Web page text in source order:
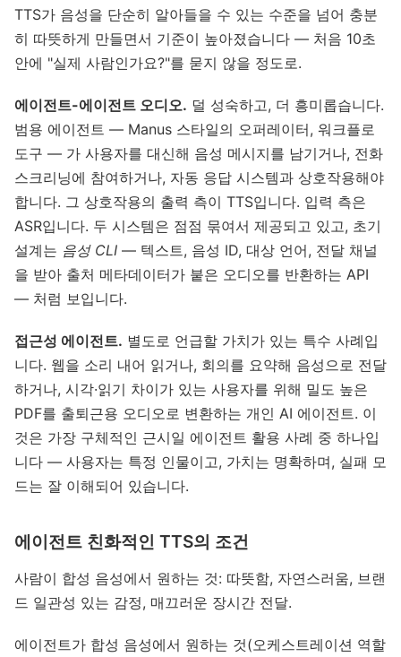
TTS가 음성을 단순히 알아들을 수 있는 수준을 넘어 충분
히 따뜻하게 만들면서 기준이 높아졌습니다 — 처음 10초
안에 "실제 사람인가요?"를 묻지 않을 정도로.
에이전트-에이전트 오디오. 덜 성숙하고, 더 흥미롭습니다.
범용 에이전트 — Manus 스타일의 오퍼레이터, 워크플로
도구 — 가 사용자를 대신해 음성 메시지를 남기거나, 전화
스크리닝에 참여하거나, 자동 응답 시스템과 상호작용해야
합니다. 그 상호작용의 출력 측이 TTS입니다. 입력 측은
ASR입니다. 두 시스템은 점점 묶여서 제공되고 있고, 초기
설계는 음성 CLI — 텍스트, 음성 ID, 대상 언어, 전달 채널
을 받아 출처 메타데이터가 붙은 오디오를 반환하는 API
— 처럼 보입니다.
접근성 에이전트. 별도로 언급할 가치가 있는 특수 사례입
니다. 웹을 소리 내어 읽거나, 회의를 요약해 음성으로 전달
하거나, 시각·읽기 차이가 있는 사용자를 위해 밀도 높은
PDF를 출퇴근용 오디오로 변환하는 개인 AI 에이전트. 이
것은 가장 구체적인 근시일 에이전트 활용 사례 중 하나입
니다 — 사용자는 특정 인물이고, 가치는 명확하며, 실패 모
드는 잘 이해되어 있습니다.
에이전트 친화적인 TTS의 조건
사람이 합성 음성에서 원하는 것: 따뜻함, 자연스러움, 브랜
드 일관성 있는 감정, 매끄러운 장시간 전달.
에이전트가 합성 음성에서 원하는 것(오케스트레이션 역할